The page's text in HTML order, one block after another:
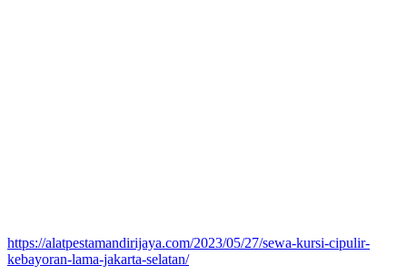
https://alatpestamandirijaya.com/2023/05/27/sewa-kursi-cipulir-
kebayoran-lama-jakarta-selatan/